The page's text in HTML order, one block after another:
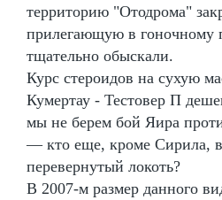
территорию "Отодрома"
прилегающую в гоночному
тщательно обыскали.
Курс стероидов на сухую
Кумертау - Тестовер П
мы не берем бой Яира
— кто еще, кроме Сирила,
перевернутый локоть?
В 2007-м размер данного